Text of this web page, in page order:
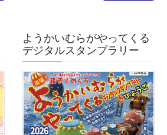
ようかいむらがやってくる
デジタルスタンプラリー